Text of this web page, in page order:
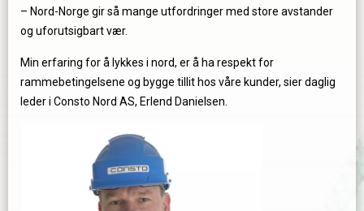
– Nord-Norge gir så mange utfordringer med store avstander
og uforutsigbart vær.
Min erfaring for å lykkes i nord, er å ha respekt for
rammebetingelsene og bygge tillit hos våre kunder, sier daglig
leder i Consto Nord AS, Erlend Danielsen.